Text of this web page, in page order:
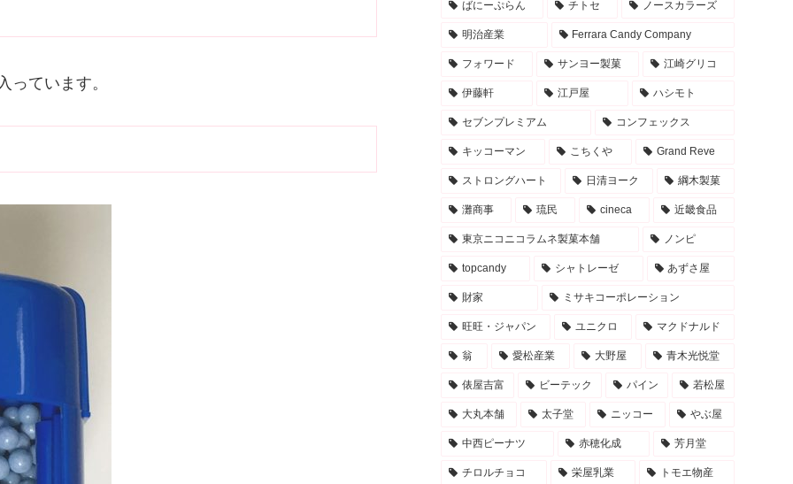
っています。
ばにーぷらん チトセ ノースカラーズ
明治産業 Ferrara Candy Company
フォワード サンヨー製菓 江崎グリコ
伊藤軒 江戸屋 ハシモト
セブンプレミアム コンフェックス
キッコーマン こちくや Grand Reve
ストロングハート 日清ヨーク 綱木製菓
灘商事 琉民 cineca 近畿食品
東京ニコニコラムネ製菓本舗 ノンピ
topcandy シャトレーゼ あずさ屋
財家 ミサキコーポレーション
旺旺・ジャパン ユニクロ マクドナルド
翁 愛松産業 大野屋 青木光悦堂
俵屋吉富 ビーテック パイン 若松屋
大丸本舗 太子堂 ニッコー やぶ屋
中西ピーナツ 赤穂化成 芳月堂
チロルチョコ 栄屋乳業 トモエ物産